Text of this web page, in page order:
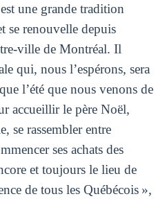
une grande tradition
se renouvelle depuis
ville de Montréal. Il
qui, nous l’espérons, sera
l’été que nous venons de
accueillir le père Noël,
se rassembler entre
ses achats des
et toujours le lieu de
de tous les Québécois »,